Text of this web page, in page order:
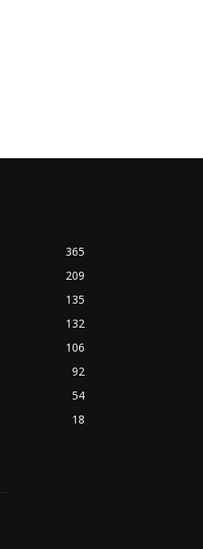
365
209
135
132
106
92
54
18